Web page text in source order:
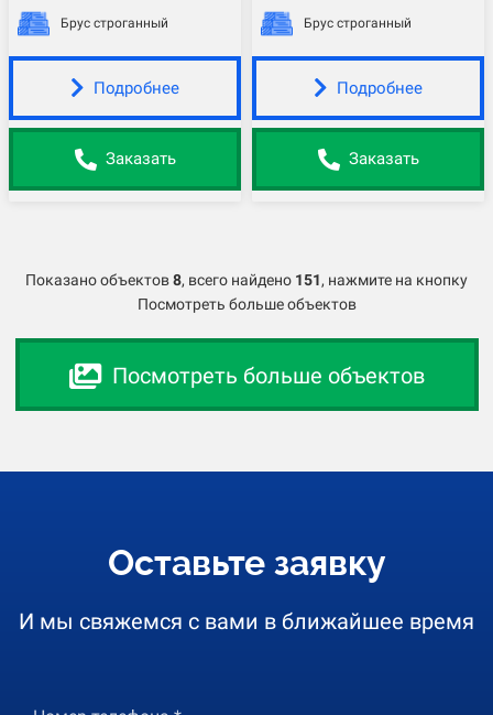
Брус строганный
Подробнее
Заказать
Брус строганный
Подробнее
Заказать
Показано объектов8, всего найдено 151, нажмите на кнопку
Посмотреть больше объектов
Посмотреть больше объектов
Оставьте заявку
И мы свяжемся с вами в ближайшее время